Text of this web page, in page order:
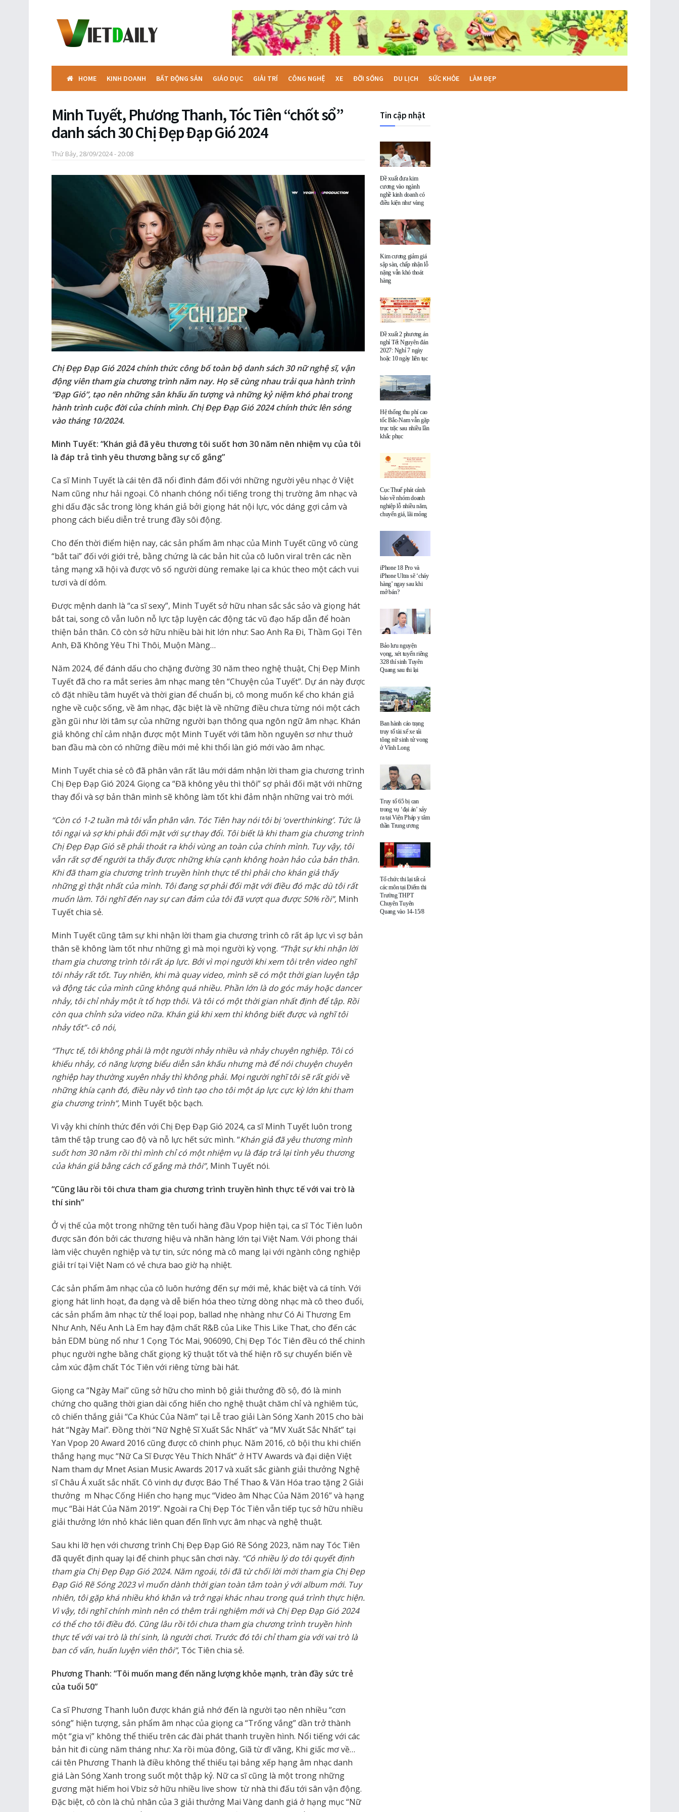
HOME KINH DOANH BẤT ĐỘNG SẢN GIÁO DỤC GIẢI TRÍ CÔNG NGHỆ XE ĐỜI SỐNG DU LỊCH SỨC KHỎE LÀM ĐẸP
Minh Tuyết, Phương Thanh, Tóc Tiên “chốt sổ”
danh sách 30 Chị Đẹp Đạp Gió 2024
Thứ Bảy, 28/09/2024 - 20:08
Chị Đẹp Đạp Gió 2024 chính thức công bố toàn bộ danh sách 30 nữ nghệ sĩ, vận
động viên tham gia chương trình năm nay. Họ sẽ cùng nhau trải qua hành trình
“Đạp Gió”, tạo nên những sân khấu ấn tượng và những kỷ niệm khó phai trong
hành trình cuộc đời của chính mình. Chị Đẹp Đạp Gió 2024 chính thức lên sóng
vào tháng 10/2024.
Minh Tuyết: “Khán giả đã yêu thương tôi suốt hơn 30 năm nên nhiệm vụ của tôi
là đáp trả tình yêu thương bằng sự cố gắng”
Ca sĩ Minh Tuyết là cái tên đã nổi đình đám đối với những người yêu nhạc ở Việt
Nam cũng như hải ngoại. Cô nhanh chóng nổi tiếng trong thị trường âm nhạc và
ghi dấu đặc sắc trong lòng khán giả bởi giọng hát nội lực, vóc dáng gợi cảm và
phong cách biểu diễn trẻ trung đầy sôi động.
Cho đến thời điểm hiện nay, các sản phẩm âm nhạc của Minh Tuyết cũng vô cùng
“bắt tai” đối với giới trẻ, bằng chứng là các bản hit của cô luôn viral trên các nền
tảng mạng xã hội và được vô số người dùng remake lại ca khúc theo một cách vui
tươi và dí dỏm.
Được mệnh danh là “ca sĩ sexy”, Minh Tuyết sở hữu nhan sắc sắc sảo và giọng hát
bắt tai, song cô vẫn luôn nỗ lực tập luyện các động tác vũ đạo hấp dẫn để hoàn
thiện bản thân. Cô còn sở hữu nhiều bài hit lớn như: Sao Anh Ra Đi, Thầm Gọi Tên
Anh, Đã Không Yêu Thì Thôi, Muộn Màng…
Năm 2024, để đánh dấu cho chặng đường 30 năm theo nghệ thuật, Chị Đẹp Minh
Tuyết đã cho ra mắt series âm nhạc mang tên “Chuyện của Tuyết”. Dự án này được
cô đặt nhiều tâm huyết và thời gian để chuẩn bị, cô mong muốn kể cho khán giả
nghe về cuộc sống, về âm nhạc, đặc biệt là về những điều chưa từng nói một cách
gần gũi như lời tâm sự của những người bạn thông qua ngôn ngữ âm nhạc. Khán
giả không chỉ cảm nhận được một Minh Tuyết với tâm hồn nguyên sơ như thuở
ban đầu mà còn có những điều mới mẻ khi thổi làn gió mới vào âm nhạc.
Minh Tuyết chia sẻ cô đã phân vân rất lâu mới dám nhận lời tham gia chương trình
Chị Đẹp Đạp Gió 2024. Giọng ca “Đã không yêu thì thôi” sợ phải đối mặt với những
thay đổi và sợ bản thân mình sẽ không làm tốt khi đảm nhận những vai trò mới.
“Còn có 1-2 tuần mà tôi vẫn phân vân. Tóc Tiên hay nói tôi bị ‘overthinking’. Tức là
tôi ngại và sợ khi phải đối mặt với sự thay đổi. Tôi biết là khi tham gia chương trình
Chị Đẹp Đạp Gió sẽ phải thoát ra khỏi vùng an toàn của chính mình. Tuy vậy, tôi
vẫn rất sợ để người ta thấy được những khía cạnh không hoàn hảo của bản thân.
Khi đã tham gia chương trình truyền hình thực tế thì phải cho khán giả thấy
những gì thật nhất của mình. Tôi đang sợ phải đối mặt với điều đó mặc dù tôi rất
muốn làm. Tôi nghĩ đến nay sự can đảm của tôi đã vượt qua được 50% rồi”, Minh
Tuyết chia sẻ.
Minh Tuyết cũng tâm sự khi nhận lời tham gia chương trình cô rất áp lực vì sợ bản
thân sẽ không làm tốt như những gì mà mọi người kỳ vọng. “Thật sự khi nhận lời
tham gia chương trình tôi rất áp lực. Bởi vì mọi người khi xem tôi trên video nghĩ
tôi nhảy rất tốt. Tuy nhiên, khi mà quay video, mình sẽ có một thời gian luyện tập
và động tác của mình cũng không quá nhiều. Phần lớn là do góc máy hoặc dancer
nhảy, tôi chỉ nhảy một ít tổ hợp thôi. Và tôi có một thời gian nhất định để tập. Rồi
còn qua chỉnh sửa video nữa. Khán giả khi xem thì không biết được và nghĩ tôi
nhảy tốt”- cô nói,
“Thực tế, tôi không phải là một người nhảy nhiều và nhảy chuyên nghiệp. Tôi có
khiếu nhảy, có năng lượng biểu diễn sân khấu nhưng mà để nói chuyện chuyên
nghiệp hay thường xuyên nhảy thì không phải. Mọi người nghĩ tôi sẽ rất giỏi về
những khía cạnh đó, điều này vô tình tạo cho tôi một áp lực cực kỳ lớn khi tham
gia chương trình”, Minh Tuyết bộc bạch.
Vì vậy khi chính thức đến với Chị Đẹp Đạp Gió 2024, ca sĩ Minh Tuyết luôn trong
tâm thế tập trung cao độ và nỗ lực hết sức mình. “Khán giả đã yêu thương mình
suốt hơn 30 năm rồi thì mình chỉ có một nhiệm vụ là đáp trả lại tình yêu thương
của khán giả bằng cách cố gắng mà thôi”, Minh Tuyết nói.
“Cũng lâu rồi tôi chưa tham gia chương trình truyền hình thực tế với vai trò là
thí sinh”
Ở vị thế của một trong những tên tuổi hàng đầu Vpop hiện tại, ca sĩ Tóc Tiên luôn
được săn đón bởi các thương hiệu và nhãn hàng lớn tại Việt Nam. Với phong thái
làm việc chuyên nghiệp và tự tin, sức nóng mà cô mang lại với ngành công nghiệp
giải trí tại Việt Nam có vẻ chưa bao giờ hạ nhiệt.
Các sản phẩm âm nhạc của cô luôn hướng đến sự mới mẻ, khác biệt và cá tính. Với
giọng hát linh hoạt, đa dạng và dễ biến hóa theo từng dòng nhạc mà cô theo đuổi,
các sản phẩm âm nhạc từ thể loại pop, ballad nhẹ nhàng như Có Ai Thương Em
Như Anh, Nếu Anh Là Em hay đậm chất R&B của Like This Like That, cho đến các
bản EDM bùng nổ như 1 Cọng Tóc Mai, 906090, Chị Đẹp Tóc Tiên đều có thể chinh
phục người nghe bằng chất giọng kỹ thuật tốt và thể hiện rõ sự chuyển biến về
cảm xúc đậm chất Tóc Tiên với riêng từng bài hát.
Giọng ca “Ngày Mai” cũng sở hữu cho mình bộ giải thưởng đồ sộ, đó là minh
chứng cho quãng thời gian dài cống hiến cho nghệ thuật chăm chỉ và nghiêm túc,
cô chiến thắng giải “Ca Khúc Của Năm” tại Lễ trao giải Làn Sóng Xanh 2015 cho bài
hát “Ngày Mai”. Đồng thời “Nữ Nghệ Sĩ Xuất Sắc Nhất” và “MV Xuất Sắc Nhất” tại
Yan Vpop 20 Award 2016 cũng được cô chinh phục. Năm 2016, cô bội thu khi chiến
thắng hạng mục “Nữ Ca Sĩ Được Yêu Thích Nhất” ở HTV Awards và đại diện Việt
Nam tham dự Mnet Asian Music Awards 2017 và xuất sắc giành giải thưởng Nghệ
sĩ Châu Á xuất sắc nhất. Cô vinh dự được Báo Thể Thao & Văn Hóa trao tặng 2 Giải
thưởng m Nhạc Cống Hiến cho hạng mục “Video âm Nhạc Của Năm 2016” và hạng
mục “Bài Hát Của Năm 2019”. Ngoài ra Chị Đẹp Tóc Tiên vẫn tiếp tục sở hữu nhiều
giải thưởng lớn nhỏ khác liên quan đến lĩnh vực âm nhạc và nghệ thuật.
Sau khi lỡ hẹn với chương trình Chị Đẹp Đạp Gió Rẽ Sóng 2023, năm nay Tóc Tiên
đã quyết định quay lại để chinh phục sân chơi này. “Có nhiều lý do tôi quyết định
tham gia Chị Đẹp Đạp Gió 2024. Năm ngoái, tôi đã từ chối lời mời tham gia Chị Đẹp
Đạp Gió Rẽ Sóng 2023 vì muốn dành thời gian toàn tâm toàn ý với album mới. Tuy
nhiên, tôi gặp khá nhiều khó khăn và trở ngại khác nhau trong quá trình thực hiện.
Vì vậy, tôi nghĩ chính mình nên có thêm trải nghiệm mới và Chị Đẹp Đạp Gió 2024
có thể cho tôi điều đó. Cũng lâu rồi tôi chưa tham gia chương trình truyền hình
thực tế với vai trò là thí sinh, là người chơi. Trước đó tôi chỉ tham gia với vai trò là
ban cố vấn, huấn luyện viên thôi”, Tóc Tiên chia sẻ.
Phương Thanh: “Tôi muốn mang đến năng lượng khỏe mạnh, tràn đầy sức trẻ
của tuổi 50”
Ca sĩ Phương Thanh luôn được khán giả nhớ đến là người tạo nên nhiều “cơn
sóng” hiện tượng, sản phẩm âm nhạc của giọng ca “Trống vắng” dần trở thành
một “gia vị” không thể thiếu trên các đài phát thanh truyền hình. Nổi tiếng với các
bản hit đi cùng năm tháng như: Xa rồi mùa đông, Giã từ dĩ vãng, Khi giấc mơ về…
cái tên Phương Thanh là điều không thể thiếu tại bảng xếp hạng âm nhạc danh
giá Làn Sóng Xanh trong suốt một thập kỷ. Nữ ca sĩ cũng là một trong những
gương mặt hiếm hoi Vbiz sở hữu nhiều live show từ nhà thi đấu tới sân vận động.
Đặc biệt, cô còn là chủ nhân của 3 giải thưởng Mai Vàng danh giá ở hạng mục “Nữ
Tin cập nhật
Đề xuất đưa kim
cương vào ngành
nghề kinh doanh có
điều kiện như vàng
Kim cương giảm giá
sập sàn, chấp nhận lỗ
nặng vẫn khó thoát
hàng
Đề xuất 2 phương án
nghỉ Tết Nguyên đán
2027: Nghỉ 7 ngày
hoặc 10 ngày liên tục
Hệ thống thu phí cao
tốc Bắc-Nam vẫn gặp
trục trặc sau nhiều lần
khắc phục
Cục Thuế phát cảnh
báo về nhóm doanh
nghiệp lỗ nhiều năm,
chuyển giá, lãi mỏng
iPhone 18 Pro và
iPhone Ultra sẽ ‘cháy
hàng’ ngay sau khi
mở bán?
Bảo lưu nguyện
vọng, xét tuyển riêng
328 thí sinh Tuyên
Quang sau thi lại
Ban hành cáo trạng
truy tố tài xế xe tải
tông nữ sinh tử vong
ở Vĩnh Long
Truy tố 65 bị can
trong vụ ‘đại án’ xảy
ra tại Viện Pháp y tâm
thần Trung ương
Tổ chức thi lại tất cả
các môn tại Điểm thi
Trường THPT
Chuyên Tuyên
Quang vào 14-15/8